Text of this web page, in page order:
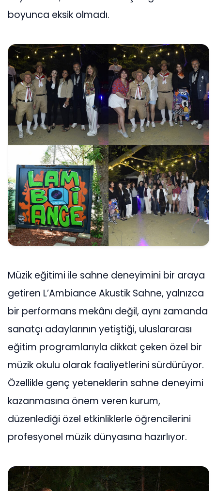
boyunca eksik olmadı.
Müzik eğitimi ile sahne deneyimini bir araya
getiren L’Ambiance Akustik Sahne, yalnızca
bir performans mekânı değil, aynı zamanda
sanatçı adaylarının yetiştiği, uluslararası
eğitim programlarıyla dikkat çeken özel bir
müzik okulu olarak faaliyetlerini sürdürüyor.
Özellikle genç yeteneklerin sahne deneyimi
kazanmasına önem veren kurum,
düzenlediği özel etkinliklerle öğrencilerini
profesyonel müzik dünyasına hazırlıyor.